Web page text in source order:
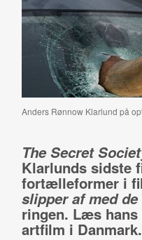
Anders Rønnow Klarlund på
The Secret
Klarlunds sidste
fortælleformer i
slipper af med de
ringen. Læs hans
artfilm i Danmark.